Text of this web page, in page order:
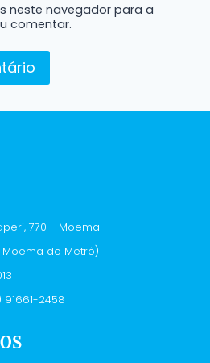
neste navegador para a
comentar.
770 - Moema
do Metrô)
91661-2458